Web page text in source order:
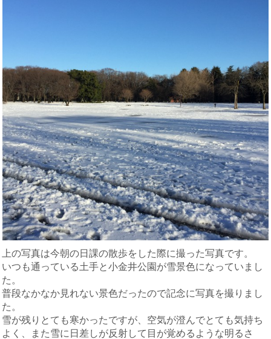
上の写真は今朝の日課の散歩をした際に撮った写真です。
いつも通っている土手と小金井公園が雪景色になっていまし
た。
普段なかなか見れない景色だったので記念に写真を撮りまし
た。
雪が残りとても寒かったですが、空気が澄んでとても気持ち
よく、また雪に日差しが反射して目が覚めるような明るさ